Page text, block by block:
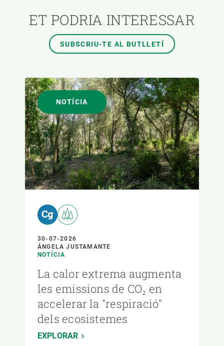
AUTOR
ET PODRIA INTERESSAR
SUBSCRIU-TE AL BUTLLETÍ
NOTÍCIA
30-07-2026
ÁNGELA JUSTAMANTE
NOTÍCIA
La calor extrema augmenta
les emissions de CO₂ en
accelerar la "respiració"
dels ecosistemes
EXPLORAR